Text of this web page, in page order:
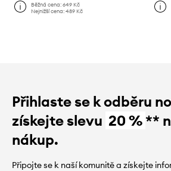
Běžná cena:649 Kč
Nejnižší cena:489 Kč
Přihlaste se k odběru
získejte slevu 20 %**
nákup.
Připojte se k naší komunitě a získejte